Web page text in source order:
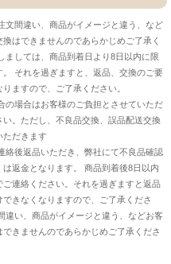
文間違い、商品がイメージと違う、など
はできませんのであらかじめご了承く
ましては、商品到着日より8日以内に限
。 それを過ぎますと、返品、交換のご要
ますので、ご了承ください。
の場合はお客様のご負担とさせていただ
い。ただし、不良品交換、誤品配送交換
ただきます
絡後返品いただき、弊社にて不良品確認
返金となります。 商品到着後8日以内
ご連絡ください。それを過ぎますと返品
きなくなりますので、ご了承くださ
違い、商品がイメージと違う、などお客
きませんのであらかじめご了承くださ